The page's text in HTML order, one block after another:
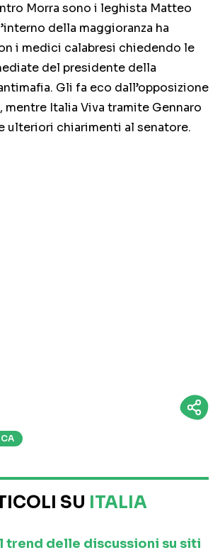
Morra sono i leghista Matteo
della maggioranza ha
i medici calabresi chiedendo le
del presidente della
Gli fa eco dall’opposizione
mentre Italia Viva tramite Gennaro
ulteriori chiarimenti al senatore.
SU ITALIA
trend delle discussioni su siti